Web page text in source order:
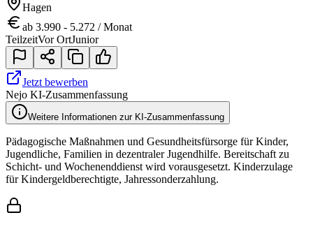
Hagen
ab 3.990 - 5.272 / Monat
TeilzeitVor OrtJunior
Jetzt bewerben
Nejo KI-Zusammenfassung
Weitere Informationen zur KI-Zusammenfassung
Pädagogische Maßnahmen und Gesundheitsfürsorge für Kinder,
Jugendliche, Familien in dezentraler Jugendhilfe. Bereitschaft zu
Schicht- und Wochenenddienst wird vorausgesetzt. Kinderzulage
für Kindergeldberechtigte, Jahressonderzahlung.